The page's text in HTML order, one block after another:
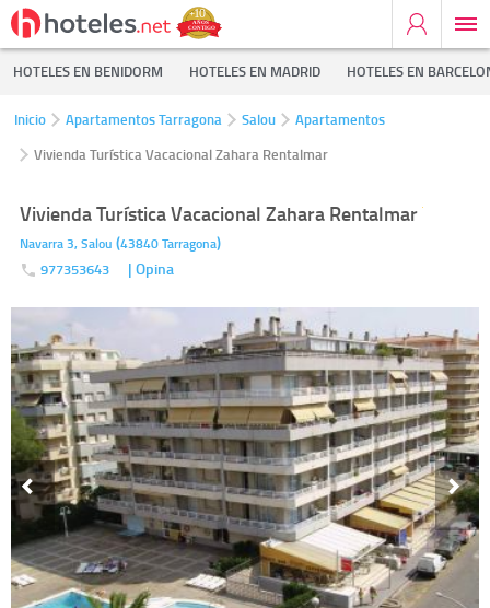
HOTELES EN BENIDORM HOTELES EN MADRID HOTELES EN
Inicio Apartamentos Tarragona Salou
Apartamentos
Vivienda Turística Vacacional Zahara Rentalmar
Vivienda Turística Vacacional Zahara Rentalmar
Navarra 3,Salou (43840Tarragona)
977353643 | Opina